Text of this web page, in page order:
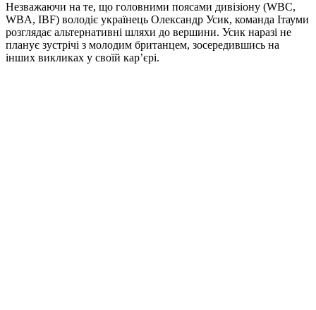
Незважаючи на те, що головними поясами дивізіону (WBC,
WBA, IBF) володіє українець Олександр Усик, команда Ітауми
розглядає альтернативні шляхи до вершини. Усик наразі не
планує зустрічі з молодим британцем, зосередившись на
інших викликах у своїй кар’єрі.